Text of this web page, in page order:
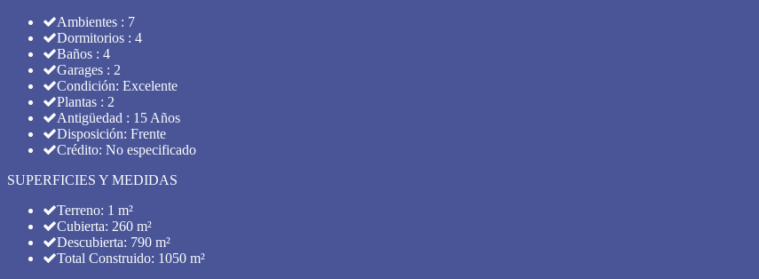
Ambientes : 7
Dormitorios : 4
Baños : 4
Garages : 2
Condición: Excelente
Plantas : 2
Antigüedad : 15 Años
Disposición: Frente
Crédito: No especificado
SUPERFICIES Y MEDIDAS
Terreno: 1 m²
Cubierta: 260 m²
Descubierta: 790 m²
Total Construido: 1050 m²